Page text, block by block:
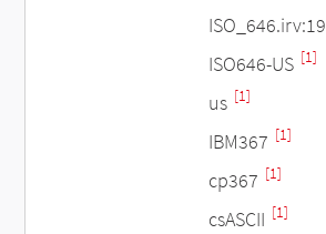
ISO646-US [1]
us [1]
IBM367 [1]
cp367 [1]
csASCII [1]